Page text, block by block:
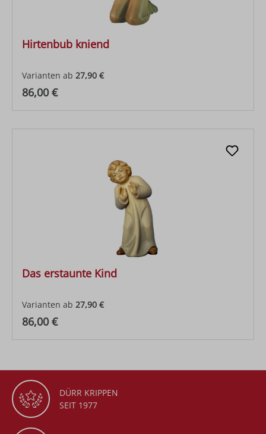
Hirtenbub kniend
Varianten ab 27,90 €
Regulärer Preis:
86,00 €
Das erstaunte Kind
Varianten ab 27,90 €
Regulärer Preis:
86,00 €
DÜRR KRIPPEN
SEIT 1977